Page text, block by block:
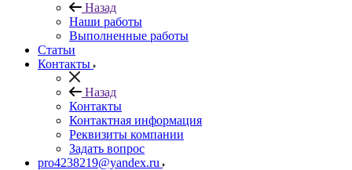
Назад
Наши работы
Выполненные работы
Статьи
Контакты
Назад
Контакты
Контактная информация
Реквизиты компании
Задать вопрос
pro4238219@yandex.ru